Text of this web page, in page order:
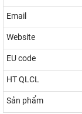
Email
Website
EU code
HT QLCL
Sản phẩm